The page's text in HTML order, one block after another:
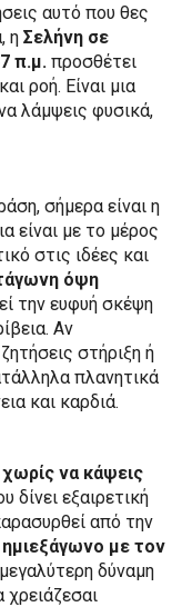
αυτό που θες
η Σελήνη σε
π.μ. προσθέτει
ροή. Είναι μια
λάμψεις φυσικά,
σήμερα είναι η
είναι με το μέρος
στις ιδέες και
όψη
την ευφυή σκέψη
Αν
στήριξη ή
πλανητικά
και καρδιά.
να κάψεις
δίνει εξαιρετική
από την
με τον
δύναμη
χρειάζεσαι